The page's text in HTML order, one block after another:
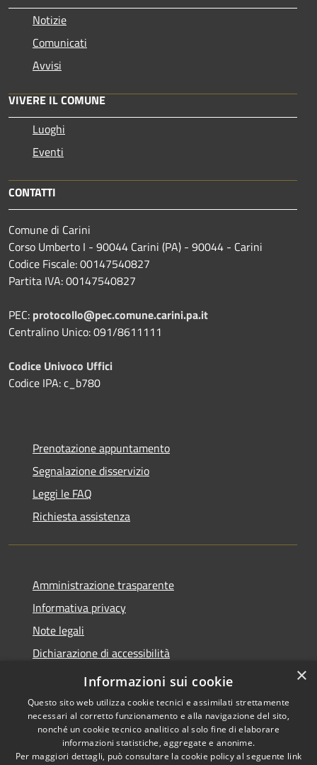
Notizie
Comunicati
Avvisi
VIVERE IL COMUNE
Luoghi
Eventi
CONTATTI
Comune di Carini
Corso Umberto I - 90044 Carini (PA) - 90044 - Carini
Codice Fiscale: 00147540827
Partita IVA: 00147540827
PEC: protocollo@pec.comune.carini.pa.it
Centralino Unico: 091/8611111
Codice Univoco Uffici
Codice IPA: c_b780
Prenotazione appuntamento
Segnalazione disservizio
Leggi le FAQ
Richiesta assistenza
Amministrazione trasparente
Informativa privacy
Note legali
Dichiarazione di accessibilità
Privacy e protezione dei dati
Copyright © 2026 • Comune di
×
Informazioni sui cookie
Questo sito web utilizza cookie tecnici e assimilati strettamente
necessari al corretto funzionamento e alla navigazione del sito,
nonché un cookie tecnico analitico al solo fine di elaborare
informazioni statistiche, aggregate e anonime.
Per maggiori dettagli, può consultare la cookie policy al seguente link